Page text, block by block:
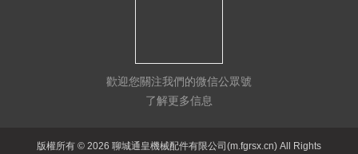
歡迎您關注我們的微信公眾號
了解更多信息
版權所有 © 2026 聊城通皇機械配件有限公司(m.fgrsx.cn) All Rights